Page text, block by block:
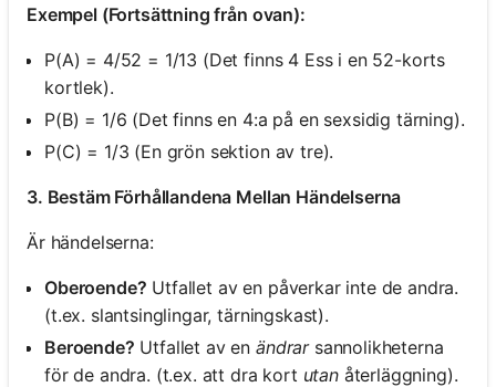
Exempel (Fortsättning från ovan):
P(A) = 4/52 = 1/13 (Det finns 4 Ess i en 52-korts
kortlek).
P(B) = 1/6 (Det finns en 4:a på en sexsidig tärning).
P(C) = 1/3 (En grön sektion av tre).
3. Bestäm Förhållandena Mellan Händelserna
Är händelserna:
Oberoende? Utfallet av en påverkar inte de andra.
(t.ex. slantsinglingar, tärningskast).
Beroende? Utfallet av enändrarsannolikheterna
för de andra. (t.ex. att dra kort utanåterläggning).